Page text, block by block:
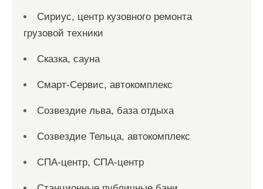
Сириус, центр кузовного ремонта
грузовой техники
Сказка, сауна
Смарт-Сервис, автокомплекс
Созвездие льва, база отдыха
Созвездие Тельца, автокомплекс
СПА-центр, СПА-центр